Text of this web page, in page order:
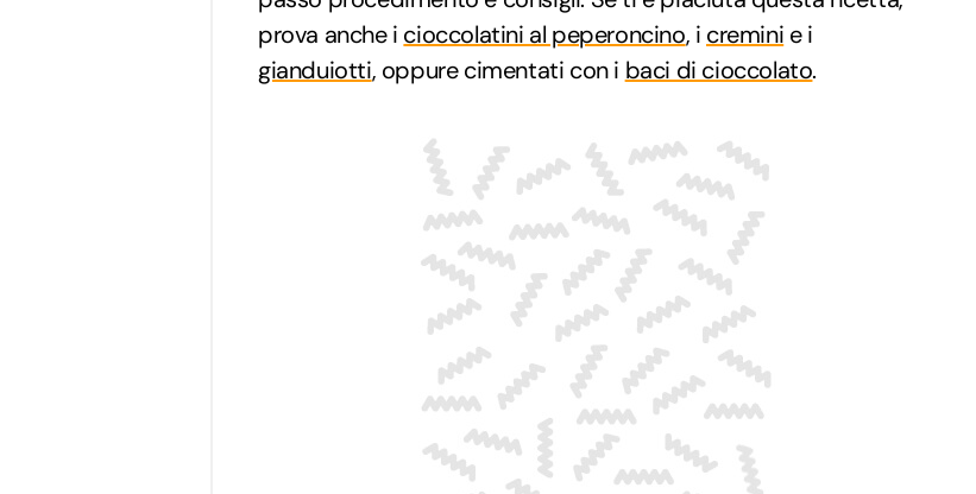
prova anche i cioccolatini al peperoncino, i cremini e i
gianduiotti, oppure cimentati con i baci di cioccolato.